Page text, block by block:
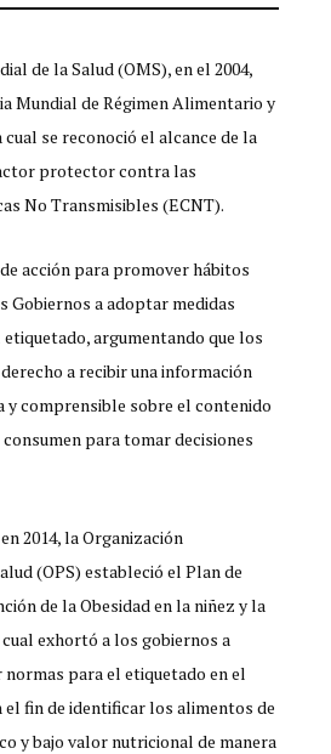
de la Salud (OMS), en el 2004,
Mundial de Régimen Alimentario y
se reconoció el alcance de la
protector contra las
No Transmisibles (ECNT).
acción para promover hábitos
Gobiernos a adoptar medidas
argumentando que los
a recibir una información
y comprensible sobre el contenido
para tomar decisiones
2014, la Organización
(OPS) estableció el Plan de
de la Obesidad en la niñez y la
exhortó a los gobiernos a
para el etiquetado en el
el fin de identificar los alimentos de
y bajo valor nutricional de manera